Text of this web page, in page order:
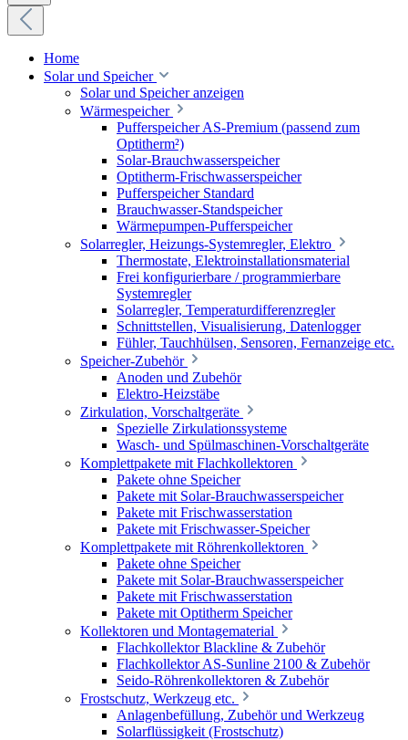
Home
Solar und Speicher
Solar und Speicher anzeigen
Wärmespeicher
Pufferspeicher AS-Premium (passend zum
Optitherm²)
Solar-Brauchwasserspeicher
Optitherm-Frischwasserspeicher
Pufferspeicher Standard
Brauchwasser-Standspeicher
Wärmepumpen-Pufferspeicher
Solarregler, Heizungs-Systemregler, Elektro
Thermostate, Elektroinstallationsmaterial
Frei konfigurierbare / programmierbare
Systemregler
Solarregler, Temperaturdifferenzregler
Schnittstellen, Visualisierung, Datenlogger
Fühler, Tauchhülsen, Sensoren, Fernanzeige etc.
Speicher-Zubehör
Anoden und Zubehör
Elektro-Heizstäbe
Zirkulation, Vorschaltgeräte
Spezielle Zirkulationssysteme
Wasch- und Spülmaschinen-Vorschaltgeräte
Komplettpakete mit Flachkollektoren
Pakete ohne Speicher
Pakete mit Solar-Brauchwasserspeicher
Pakete mit Frischwasserstation
Pakete mit Frischwasser-Speicher
Komplettpakete mit Röhrenkollektoren
Pakete ohne Speicher
Pakete mit Solar-Brauchwasserspeicher
Pakete mit Frischwasserstation
Pakete mit Optitherm Speicher
Kollektoren und Montagematerial
Flachkollektor Blackline & Zubehör
Flachkollektor AS-Sunline 2100 & Zubehör
Seido-Röhrenkollektoren & Zubehör
Frostschutz, Werkzeug etc.
Anlagenbefüllung, Zubehör und Werkzeug
Solarflüssigkeit (Frostschutz)